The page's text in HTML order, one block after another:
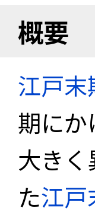
概要
江戸
期に
大き
た江戸